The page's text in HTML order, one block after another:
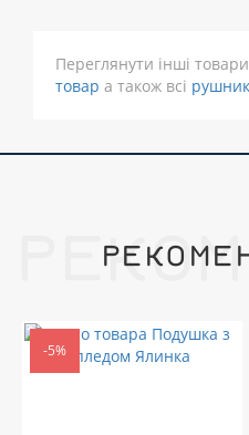
Переглянути інші товари
товар а також всі
-5%